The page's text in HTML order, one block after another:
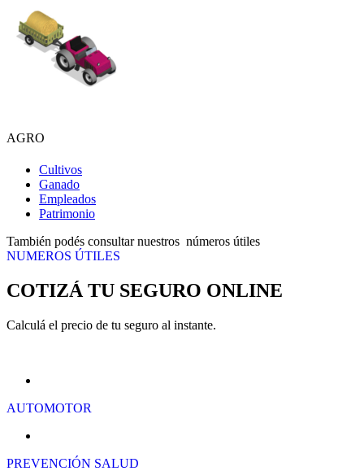
AGRO
Cultivos
Ganado
Empleados
Patrimonio
También podés consultar nuestros números útiles
NUMEROS ÚTILES
COTIZÁ TU SEGURO ONLINE
Calculá el precio de tu seguro al instante.
AUTOMOTOR
PREVENCIÓN SALUD